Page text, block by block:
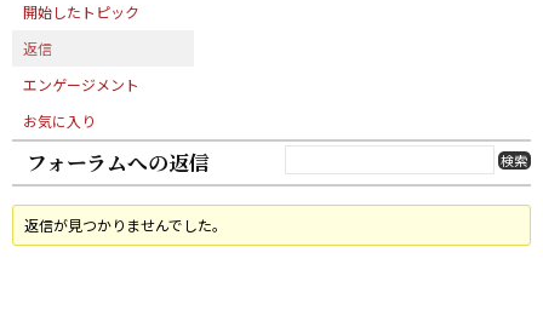
開始したトピック
返信
エンゲージメント
お気に入り
フォーラムへの返信
返信が見つかりませんでした。